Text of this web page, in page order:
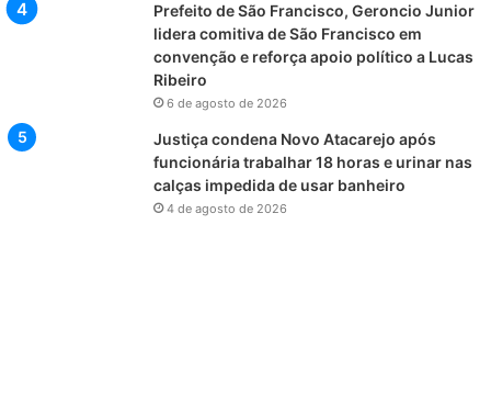
Prefeito de São Francisco, Geroncio Junior
lidera comitiva de São Francisco em
convenção e reforça apoio político a Lucas
Ribeiro
6 de agosto de 2026
Justiça condena Novo Atacarejo após
funcionária trabalhar 18 horas e urinar nas
calças impedida de usar banheiro
4 de agosto de 2026